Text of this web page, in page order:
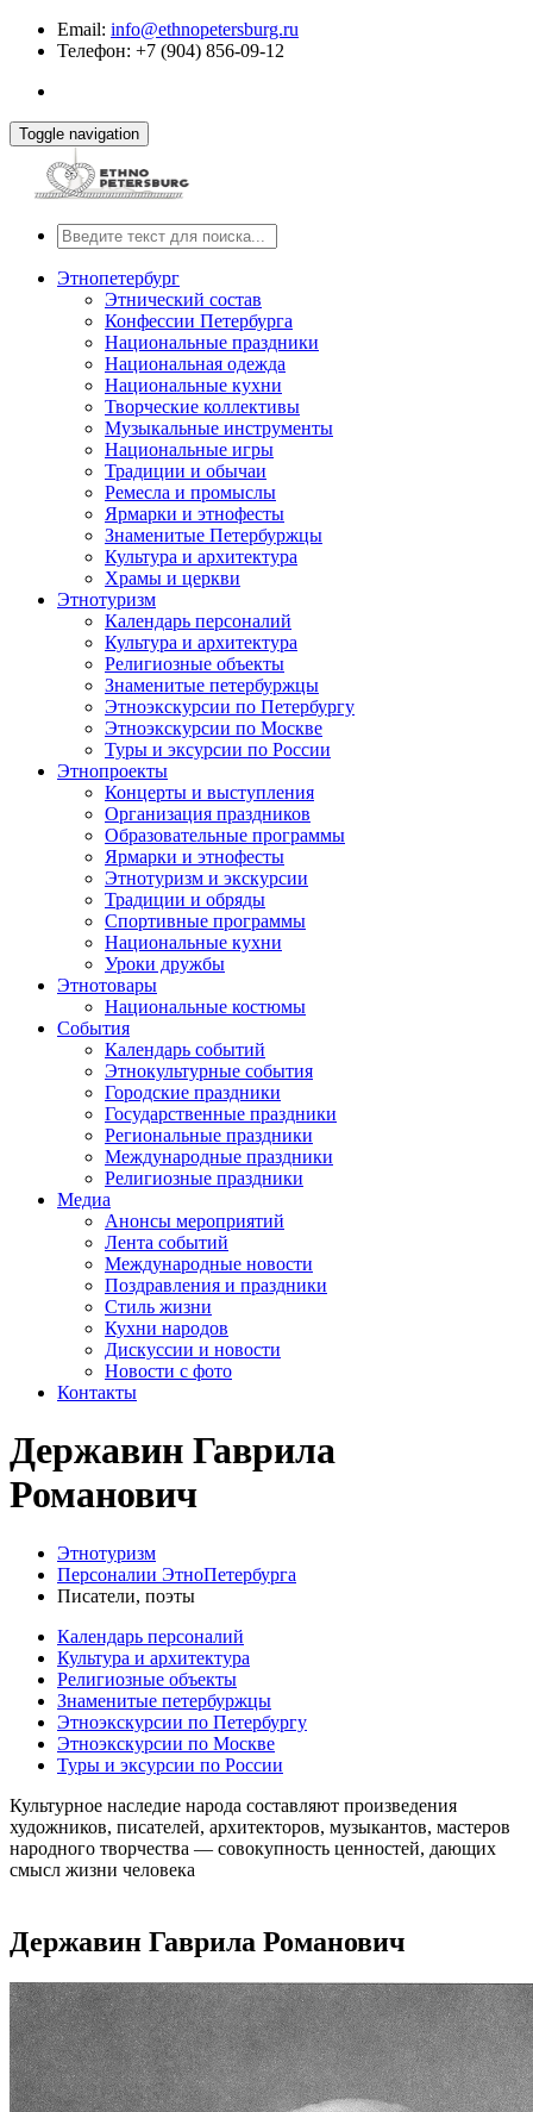
Email: info@ethnopetersburg.ru
Телефон: +7 (904) 856-09-12
Toggle navigation
Этнопетербург
Этнический состав
Конфессии Петербурга
Национальные праздники
Национальная одежда
Национальные кухни
Творческие коллективы
Музыкальные инструменты
Национальные игры
Традиции и обычаи
Ремесла и промыслы
Ярмарки и этнофесты
Знаменитые Петербуржцы
Культура и архитектура
Храмы и церкви
Этнотуризм
Календарь персоналий
Культура и архитектура
Религиозные объекты
Знаменитые петербуржцы
Этноэкскурсии по Петербургу
Этноэкскурсии по Москве
Туры и эксурсии по России
Этнопроекты
Концерты и выступления
Организация праздников
Образовательные программы
Ярмарки и этнофесты
Этнотуризм и экскурсии
Традиции и обряды
Спортивные программы
Национальные кухни
Уроки дружбы
Этнотовары
Национальные костюмы
События
Календарь событий
Этнокультурные события
Городские праздники
Государственные праздники
Региональные праздники
Международные праздники
Религиозные праздники
Медиа
Анонсы мероприятий
Лента событий
Международные новости
Поздравления и праздники
Cтиль жизни
Кухни народов
Дискуссии и новости
Новости с фото
Контакты
Державин Гаврила
Романович
Этнотуризм
Персоналии ЭтноПетербурга
Писатели, поэты
Календарь персоналий
Культура и архитектура
Религиозные объекты
Знаменитые петербуржцы
Этноэкскурсии по Петербургу
Этноэкскурсии по Москве
Туры и эксурсии по России
Культурное наследие народа составляют произведения
художников, писателей, архитекторов, музыкантов, мастеров
народного творчества ― совокупность ценностей, дающих
смысл жизни человека
Державин Гаврила Романович